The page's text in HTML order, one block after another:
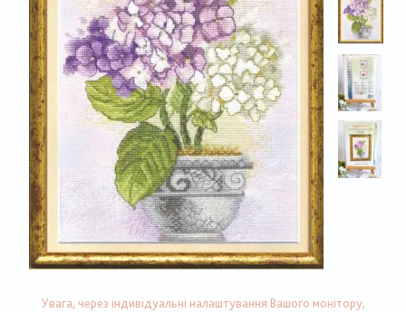
Увага, через індивідуальні налаштування Вашого монітору,